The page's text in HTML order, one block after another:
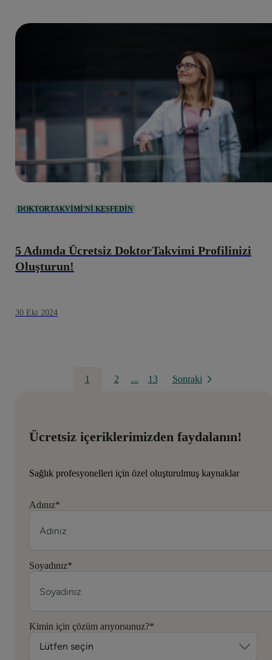
Ücretsiz içeriklerimizden faydalanın!
Sağlık profesyonelleri için özel oluşturulmuş kaynaklar
Adınız*
Soyadınız*
Kimin için çözüm arıyorsunuz?*
DOKTORTAKVIMI'NI KEŞFEDIN
5 Adımda Ücretsiz DoktorTakvimi Profilinizi
Oluşturun!
30 Eki 2024
1 2 ... 13 Sonraki